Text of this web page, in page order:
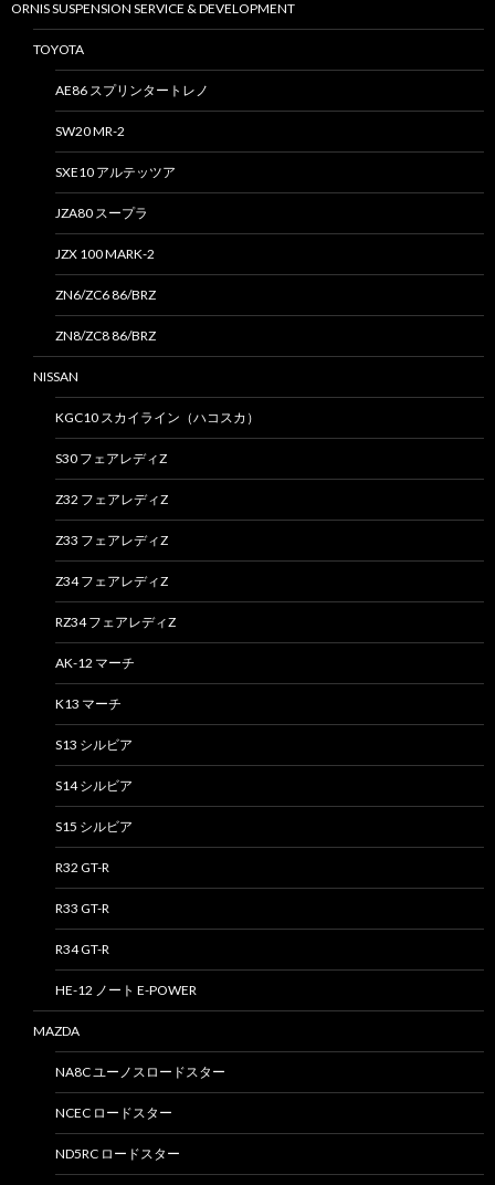
ORNIS SUSPENSION SERVICE & DEVELOPMENT
TOYOTA
AE86 スプリンタートレノ
SW20 MR-2
SXE10 アルテッツア
JZA80 スープラ
JZX 100 MARK-2
ZN6/ZC6 86/BRZ
ZN8/ZC8 86/BRZ
NISSAN
KGC10 スカイライン（ハコスカ）
S30 フェアレディZ
Z32 フェアレディZ
Z33 フェアレディZ
Z34 フェアレディZ
RZ34 フェアレディZ
AK-12 マーチ
K13 マーチ
S13 シルビア
S14 シルビア
S15 シルビア
R32 GT-R
R33 GT-R
R34 GT-R
HE-12 ノート E-POWER
MAZDA
NA8C ユーノスロードスター
NCEC ロードスター
ND5RC ロードスター